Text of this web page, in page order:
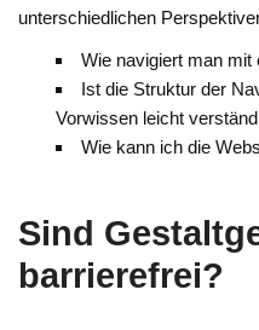
unterschiedlichen
Wie navigiert man mit
Ist die Struktur der
Vorwissen leicht
Wie kann ich die
Sind
barrierefrei?